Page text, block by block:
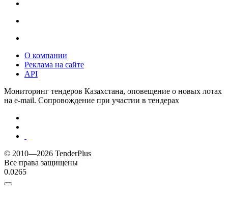
О компании
Реклама на сайте
API
Мониторинг тендеров Казахстана, оповещение о новых лотах
на e-mail. Сопровождение при участии в тендерах
© 2010—2026 TenderPlus
Все права защищены
0.0265